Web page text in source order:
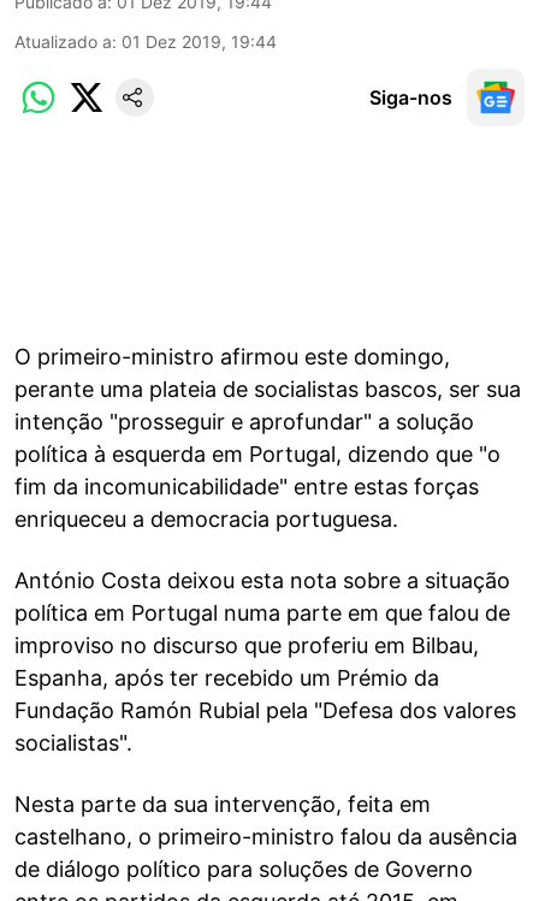
Atualizado a: 01 Dez 2019, 19:44
Siga-nos
O primeiro-ministro afirmou este domingo,
perante uma plateia de socialistas bascos, ser sua
intenção "prosseguir e aprofundar" a solução
política à esquerda em Portugal, dizendo que "o
fim da incomunicabilidade" entre estas forças
enriqueceu a democracia portuguesa.
António Costa deixou esta nota sobre a situação
política em Portugal numa parte em que falou de
improviso no discurso que proferiu em Bilbau,
Espanha, após ter recebido um Prémio da
Fundação Ramón Rubial pela "Defesa dos valores
socialistas".
Nesta parte da sua intervenção, feita em
castelhano, o primeiro-ministro falou da ausência
de diálogo político para soluções de Governo